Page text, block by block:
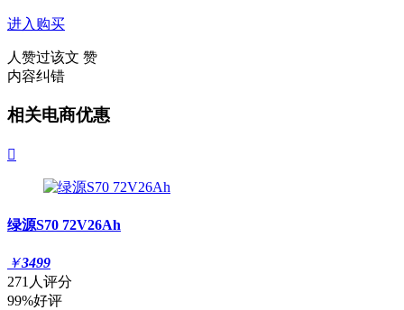
进入购买
人赞过该文 赞
内容纠错
相关电商优惠

绿源S70 72V26Ah
￥3499
271人评分
99%好评